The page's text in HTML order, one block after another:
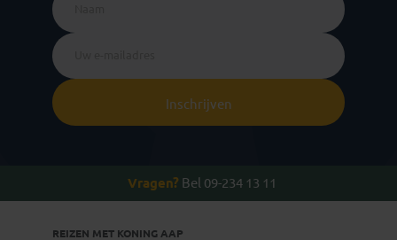
Inschrijven
Vragen? Bel 09-234 13 11
REIZEN MET KONING AAP